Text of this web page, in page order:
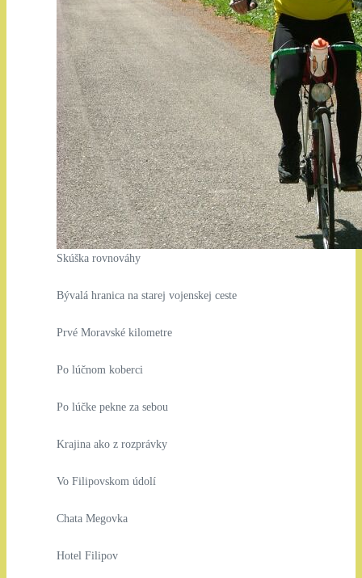
Skúška rovnováhy
Bývalá hranica na starej vojenskej ceste
Prvé Moravské kilometre
Po lúčnom koberci
Po lúčke pekne za sebou
Krajina ako z rozprávky
Vo Filipovskom údolí
Chata Megovka
Hotel Filipov